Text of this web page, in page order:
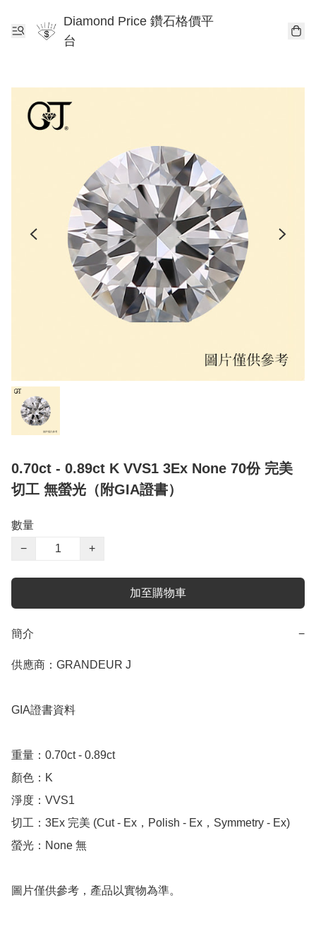
Diamond Price 鑽石格價平
台
0.70ct - 0.89ct K VVS1 3Ex None 70份 完美
切工 無螢光（附GIA證書）
數量
−
+
加至購物車
簡介 −
供應商：GRANDEUR J
GIA證書資料
重量：0.70ct - 0.89ct
顏色：K
淨度：VVS1
切工：3Ex 完美 (Cut - Ex，Polish - Ex，Symmetry - Ex)
螢光：None 無
圖片僅供參考，產品以實物為準。